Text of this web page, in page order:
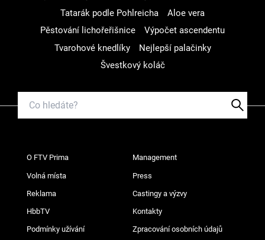
Tatarák podle Pohlreicha
Aloe vera
Pěstování lichořeřišnice
Výpočet ascendentu
Tvarohové knedlíky
Nejlepší palačinky
Švestkový koláč
O FTV Prima Management
Volná místa Press
Reklama Castingy a výzvy
HbbTV Kontakty
Podmínky užívání Zpracování osobních údajů